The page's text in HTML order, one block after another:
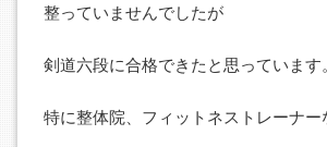
整っていませんでしたが
剣道六段に合格できたと思っています。
特に整体院、フィットネストレーナー